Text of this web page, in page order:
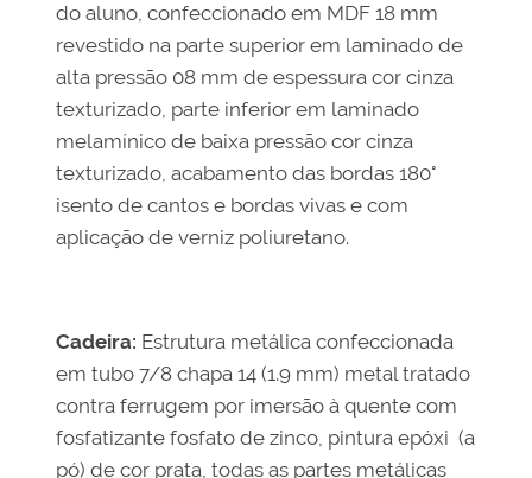
do aluno, confeccionado em MDF 18 mm
revestido na parte superior em laminado de
alta pressão 08 mm de espessura cor cinza
texturizado, parte inferior em laminado
melamínico de baixa pressão cor cinza
texturizado, acabamento das bordas 180°
isento de cantos e bordas vivas e com
aplicação de verniz poliuretano.
Cadeira: Estrutura metálica confeccionada
em tubo 7/8 chapa 14 (1.9 mm) metal tratado
contra ferrugem por imersão à quente com
fosfatizante fosfato de zinco, pintura epóxi (a
pó) de cor prata, todas as partes metálicas